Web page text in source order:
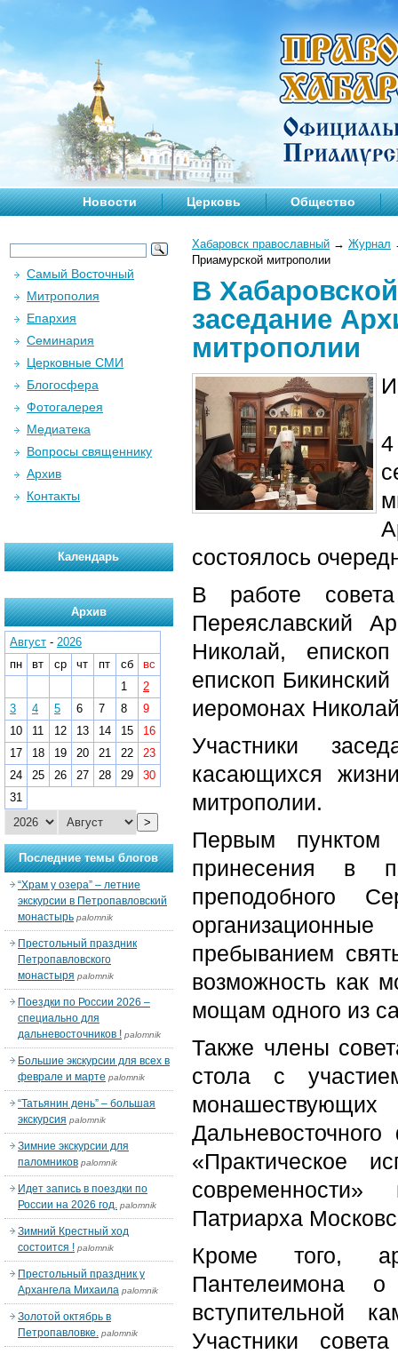
Новости Церковь Общество
Хабаровск православный → Журнал
Приамурской митрополии
В
заседание
митрополии
состоялось
В работе
Переяславский
Николай,
епископ
иеромонах
Участники
касающихся
митрополии.
Первым пунктом
принесения в
преподобного
пребыванием
возможность как
мощам одного из
Также члены
стола с
«Практическое
Патриарха
Кроме того,
Пантелеимона
вступительной
Участники
Самый Восточный
Митрополия
Епархия
Семинария
Церковные СМИ
Блогосфера
Фотогалерея
Медиатека
Вопросы священнику
Архив
Контакты
Календарь
Архив
Август - 2026
пн
вт ср чт пт сб
вс
1
2
3
4 5 6 7 8
9
10
11 12 13 14 15
16
17
18 19 20 21 22
23
24
25 26 27 28 29
30
31
>
Последние темы блогов
“Храм у озера” – летние
экскурсии в Петропавловский
монастырь palomnik
Престольный праздник
Петропавловского
монастыря palomnik
Поездки по России 2026 –
специально для
дальневосточников ! palomnik
Большие экскурсии для всех в
феврале и марте palomnik
“Татьянин день” – большая
экскурсия palomnik
Зимние экскурсии для
паломников palomnik
Идет запись в поездки по
России на 2026 год. palomnik
Зимний Крестный ход
состоится ! palomnik
Престольный праздник у
Архангела Михаила palomnik
Золотой октябрь в
Петропавловке. palomnik